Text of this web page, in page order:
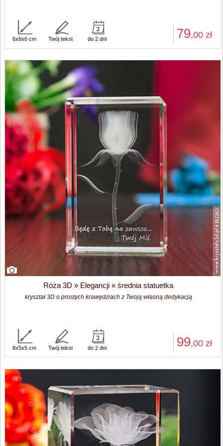
79,00 zł
6x6x6 cm Twój tekst do 2 dni
Róża 3D » Elegancji « średnia statuetka
kryształ 3D o prostych krawędziach z Twoją własną dedykacją
99,00 zł
8x5x5 cm Twój tekst do 2 dni